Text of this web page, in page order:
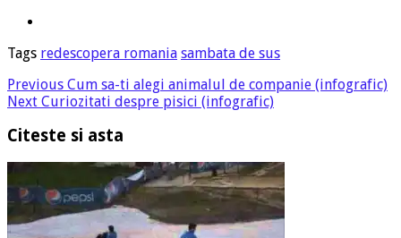
Tags redescopera romania sambata de sus
Previous Cum sa-ti alegi animalul de companie (infografic)
Next Curiozitati despre pisici (infografic)
Citeste si asta